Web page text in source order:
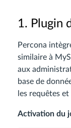
1. Plugin
Percona
similaire à
aux
base de
les requêtes
Activation du